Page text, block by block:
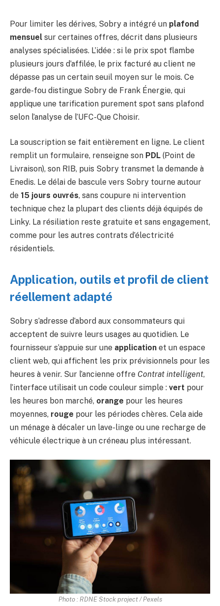
Pour limiter les dérives, Sobry a intégré un plafond
mensuel sur certaines offres, décrit dans plusieurs
analyses spécialisées. L’idée : si le prix spot flambe
plusieurs jours d’affilée, le prix facturé au client ne
dépasse pas un certain seuil moyen sur le mois. Ce
garde-fou distingue Sobry de Frank Énergie, qui
applique une tarification purement spot sans plafond
selon l’analyse de l’UFC-Que Choisir.
La souscription se fait entièrement en ligne. Le client
remplit un formulaire, renseigne son PDL (Point de
Livraison), son RIB, puis Sobry transmet la demande à
Enedis. Le délai de bascule vers Sobry tourne autour
de 15 jours ouvrés, sans coupure ni intervention
technique chez la plupart des clients déjà équipés de
Linky. La résiliation reste gratuite et sans engagement,
comme pour les autres contrats d’électricité
résidentiels.
Application, outils et profil de client
réellement adapté
Sobry s’adresse d’abord aux consommateurs qui
acceptent de suivre leurs usages au quotidien. Le
fournisseur s’appuie sur une application et un espace
client web, qui affichent les prix prévisionnels pour les
heures à venir. Sur l’ancienne offre Contrat intelligent,
l’interface utilisait un code couleur simple : vert pour
les heures bon marché, orange pour les heures
moyennes, rouge pour les périodes chères. Cela aide
un ménage à décaler un lave-linge ou une recharge de
véhicule électrique à un créneau plus intéressant.
Photo : RDNE Stock project / Pexels